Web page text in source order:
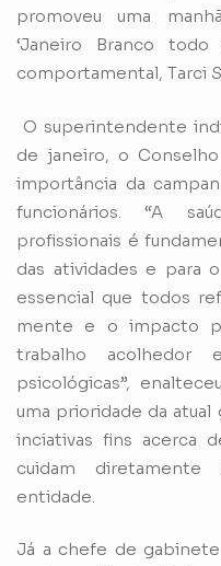
promoveu uma
‘Janeiro Branco
comportamental, Tarci
O superintendente
de janeiro, o
importância da
funcionários. “A
profissionais é
das atividades e para
essencial que todos
mente e o impacto
trabalho acolhedor
psicológicas”,
uma prioridade da
inciativas fins acerca
cuidam
entidade.
Já a chefe de